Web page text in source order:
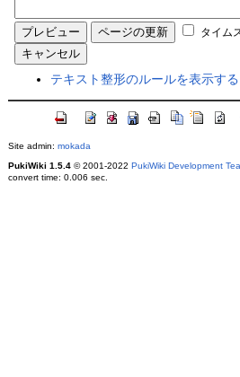
タイム
テキスト整形のルールを表示する
Site admin: mokada
PukiWiki 1.5.4© 2001-2022 PukiWiki Development
convert time: 0.006 sec.